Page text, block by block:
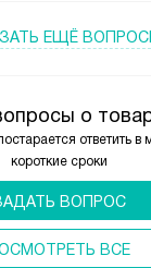
о
ответить в
короткие сроки
ВОПРОС
ВСЕ
ЕЩЁ